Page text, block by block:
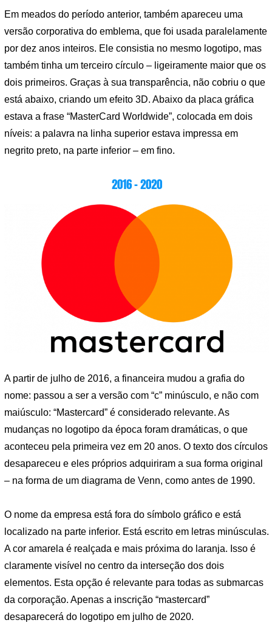
Em meados do período anterior, também apareceu uma
versão corporativa do emblema, que foi usada paralelamente
por dez anos inteiros. Ele consistia no mesmo logotipo, mas
também tinha um terceiro círculo – ligeiramente maior que os
dois primeiros. Graças à sua transparência, não cobriu o que
está abaixo, criando um efeito 3D. Abaixo da placa gráfica
estava a frase “MasterCard Worldwide”, colocada em dois
níveis: a palavra na linha superior estava impressa em
negrito preto, na parte inferior – em fino.
2016 – 2020
A partir de julho de 2016, a financeira mudou a grafia do
nome: passou a ser a versão com “c” minúsculo, e não com
maiúsculo: “Mastercard” é considerado relevante. As
mudanças no logotipo da época foram dramáticas, o que
aconteceu pela primeira vez em 20 anos. O texto dos círculos
desapareceu e eles próprios adquiriram a sua forma original
– na forma de um diagrama de Venn, como antes de 1990.
O nome da empresa está fora do símbolo gráfico e está
localizado na parte inferior. Está escrito em letras minúsculas.
A cor amarela é realçada e mais próxima do laranja. Isso é
claramente visível no centro da interseção dos dois
elementos. Esta opção é relevante para todas as submarcas
da corporação. Apenas a inscrição “mastercard”
desaparecerá do logotipo em julho de 2020.